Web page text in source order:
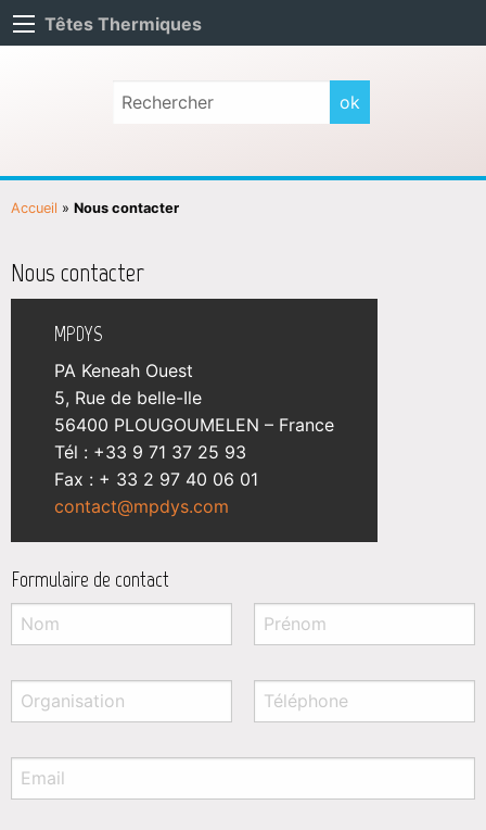
Têtes Thermiques
Accueil » Nous contacter
Nous contacter
MPDYS
PA Keneah Ouest
5, Rue de belle-Ile
56400 PLOUGOUMELEN – France
Tél : +33 9 71 37 25 93
Fax : + 33 2 97 40 06 01
contact@mpdys.com
Formulaire de contact